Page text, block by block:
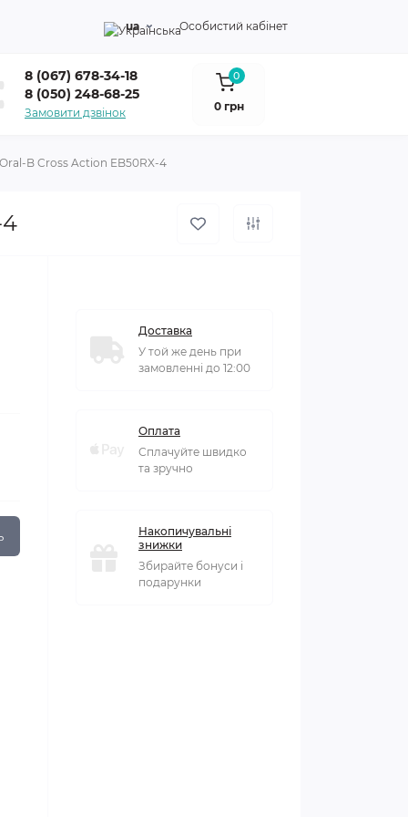
ua Особистий кабінет
8 (067) 678-34-18
8 (050) 248-68-25
Замовити дзвінок
0
0 грн
B Cross Action EB50RX-4
Доставка
У той же день при
замовленні до 12:00
Оплата
Сплачуйте швидко
та зручно
Накопичувальні
знижки
Збирайте бонуси і
подарунки